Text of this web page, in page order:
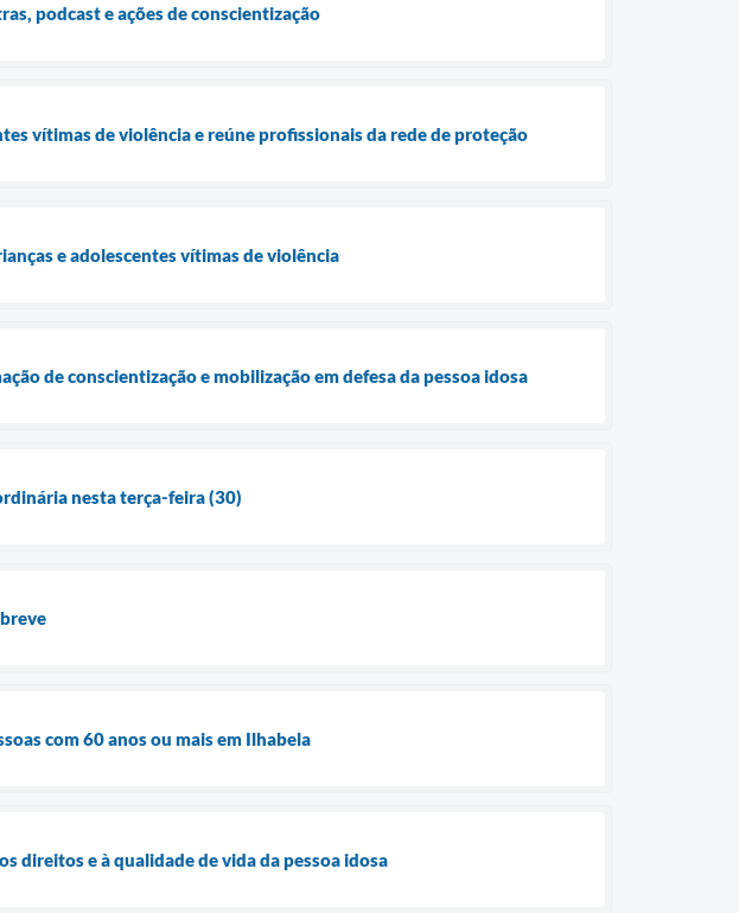
podcast e ações de conscientização
vítimas de violência e reúne profissionais da rede de proteção
e adolescentes vítimas de violência
de conscientização e mobilização em defesa da pessoa idosa
nesta terça-feira (30)
com 60 anos ou mais em Ilhabela
direitos e à qualidade de vida da pessoa idosa